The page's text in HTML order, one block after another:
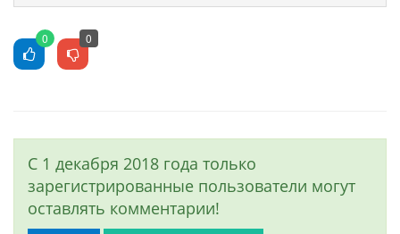
0 0
С 1 декабря 2018 года только
зарегистрированные пользователи могут
оставлять комментарии!